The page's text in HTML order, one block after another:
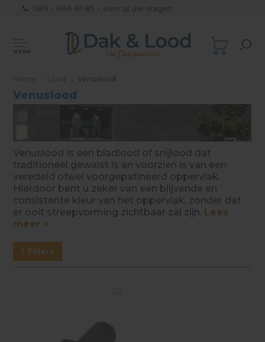
MENU
Venuslood
Venuslood
Venuslood is een bladlood of snijlood dat
traditioneel gewalst is en voorzien is van een
veredeld ofwel voorgepatineerd oppervlak.
Hierdoor bent u zeker van een blijvende en
consistente kleur van het oppervlak, zonder dat
er ooit streepvorming zichtbaar zal zijn. Lees
meer >
Filters